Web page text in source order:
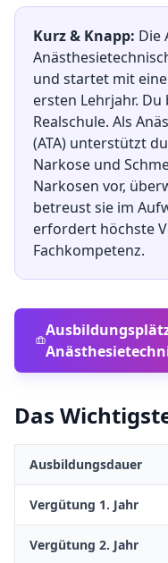
Kurz & Knapp: Die
und startet mit
ersten Lehrjahr.
Realschule. Als
(ATA) unterstützt
Narkose und
Narkosen vor,
betreust sie im
erfordert höchste
Fachkompetenz.
Das
Ausbildungsdauer
Vergütung 1. Jahr
Vergütung 2. Jahr